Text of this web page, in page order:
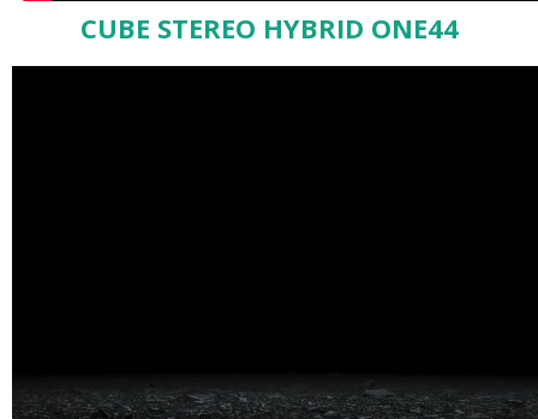
CUBE STEREO HYBRID ONE44